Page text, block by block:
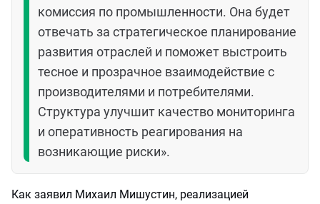
комиссия по промышленности. Она будет
отвечать за стратегическое планирование
развития отраслей и поможет выстроить
тесное и прозрачное взаимодействие с
производителями и потребителями.
Структура улучшит качество мониторинга
и оперативность реагирования на
возникающие риски».
Как заявил Михаил Мишустин, реализацией